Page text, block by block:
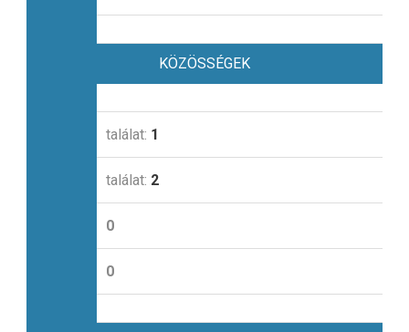
KÖZÖSSÉGEK
találat: 1
találat: 2
0
0